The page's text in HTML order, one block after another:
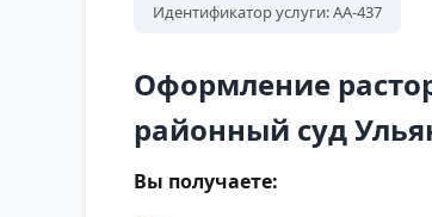
Идентификатор услуги: АА-437
Оформление
районный суд
Вы получаете: